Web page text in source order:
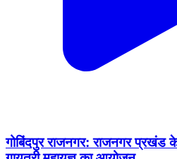
गोबिंदपुर राजनगर: राजनगर प्रखंड